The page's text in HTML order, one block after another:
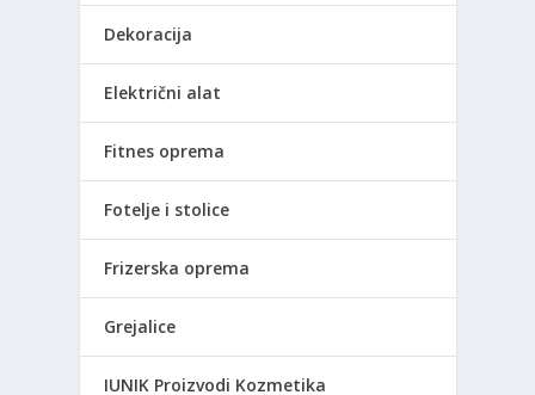
Dekoracija
Električni alat
Fitnes oprema
Fotelje i stolice
Frizerska oprema
Grejalice
IUNIK Proizvodi Kozmetika